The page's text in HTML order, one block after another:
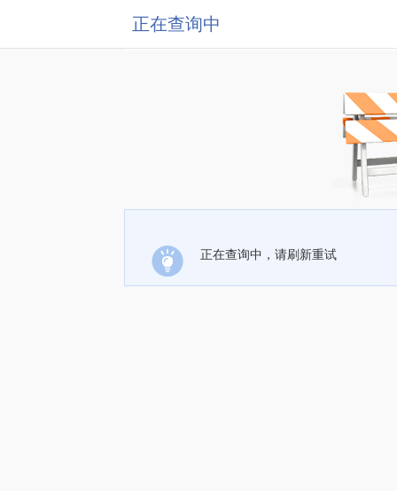
正在查询中
正在查询中，请刷新重试